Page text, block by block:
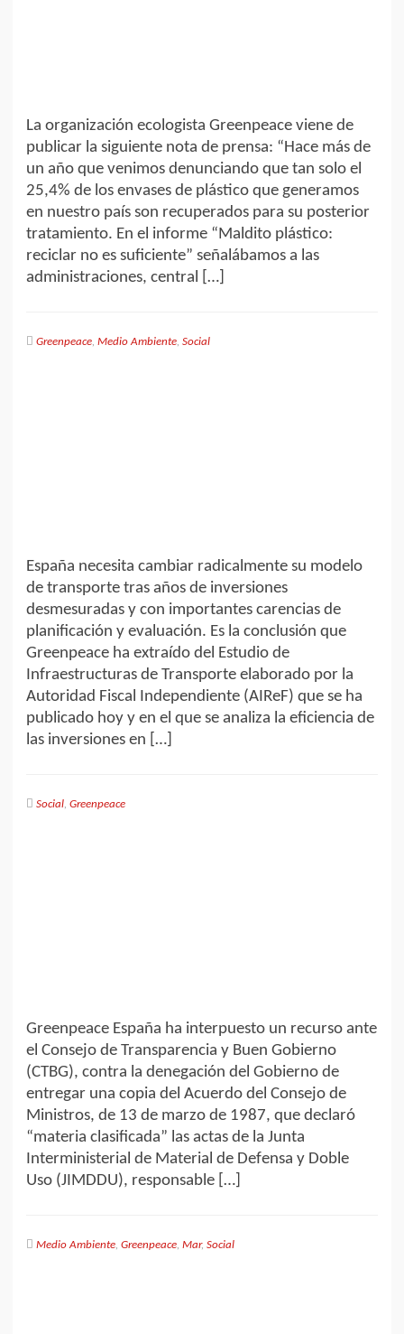
La organización ecologista Greenpeace viene de
publicar la siguiente nota de prensa: “Hace más de
un año que venimos denunciando que tan solo el
25,4% de los envases de plástico que generamos
en nuestro país son recuperados para su posterior
tratamiento. En el informe “Maldito plástico:
reciclar no es suficiente” señalábamos a las
administraciones, central […]
Greenpeace, Medio Ambiente, Social
España necesita cambiar radicalmente su modelo
de transporte tras años de inversiones
desmesuradas y con importantes carencias de
planificación y evaluación. Es la conclusión que
Greenpeace ha extraído del Estudio de
Infraestructuras de Transporte elaborado por la
Autoridad Fiscal Independiente (AIReF) que se ha
publicado hoy y en el que se analiza la eficiencia de
las inversiones en […]
Social, Greenpeace
Greenpeace España ha interpuesto un recurso ante
el Consejo de Transparencia y Buen Gobierno
(CTBG), contra la denegación del Gobierno de
entregar una copia del Acuerdo del Consejo de
Ministros, de 13 de marzo de 1987, que declaró
“materia clasificada” las actas de la Junta
Interministerial de Material de Defensa y Doble
Uso (JIMDDU), responsable […]
Medio Ambiente, Greenpeace, Mar, Social